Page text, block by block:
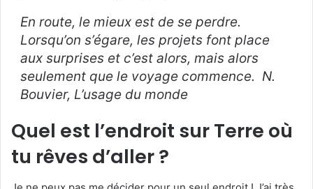
En route, le mieux est de se perdre.
Lorsqu’on s’égare, les projets font place
aux surprises et c’est alors, mais alors
seulement que le voyage commence. N.
Bouvier, L’usage du monde
Quel est l’endroit sur Terre où
tu rêves d’aller ?